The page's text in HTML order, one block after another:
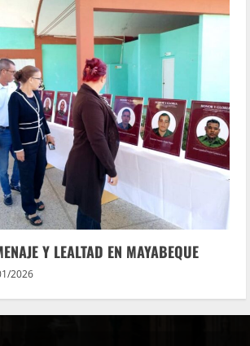
Y LEALTAD EN MAYABEQUE
2026